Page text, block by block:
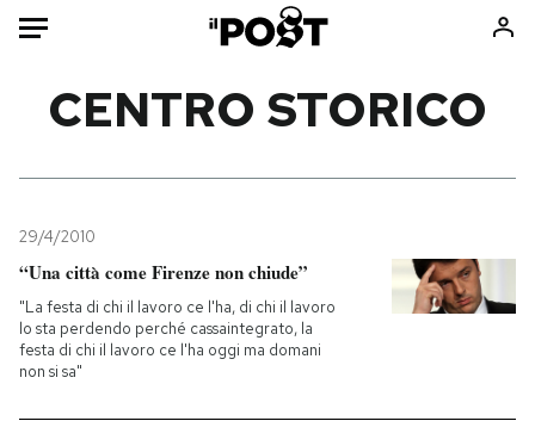
Mondo
Politica
Tecnologia
Internet
Scienza
Consumismi
Storie/Idee
Ok Boomer!
CENTRO STORICO
29/4/2010
“Una città come Firenze non chiude”
"La festa di chi il lavoro ce l'ha, di chi il lavoro
lo sta perdendo perché cassaintegrato, la
festa di chi il lavoro ce l'ha oggi ma domani
non si sa"